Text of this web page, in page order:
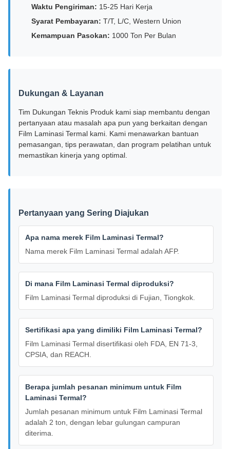
Waktu Pengiriman: 15-25 Hari Kerja
Syarat Pembayaran: T/T, L/C, Western Union
Kemampuan Pasokan: 1000 Ton Per Bulan
Dukungan & Layanan
Tim Dukungan Teknis Produk kami siap membantu dengan
pertanyaan atau masalah apa pun yang berkaitan dengan
Film Laminasi Termal kami. Kami menawarkan bantuan
pemasangan, tips perawatan, dan program pelatihan untuk
memastikan kinerja yang optimal.
Pertanyaan yang Sering Diajukan
Apa nama merek Film Laminasi Termal?
Nama merek Film Laminasi Termal adalah AFP.
Di mana Film Laminasi Termal diproduksi?
Film Laminasi Termal diproduksi di Fujian, Tiongkok.
Sertifikasi apa yang dimiliki Film Laminasi Termal?
Film Laminasi Termal disertifikasi oleh FDA, EN 71-3,
CPSIA, dan REACH.
Berapa jumlah pesanan minimum untuk Film
Laminasi Termal?
Jumlah pesanan minimum untuk Film Laminasi Termal
adalah 2 ton, dengan lebar gulungan campuran
diterima.